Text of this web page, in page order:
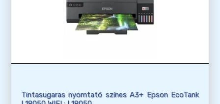
Tintasugaras nyomtató színes A3+ Epson EcoTank